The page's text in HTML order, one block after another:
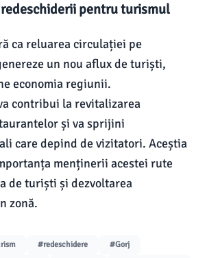
pentru turismul
ca reluarea circulației pe
un nou aflux de turiști,
economia regiunii.
contribui la revitalizarea
și va sprijini
care depind de vizitatori. Aceștia
menținerii acestei rute
de turiști și dezvoltarea
zonă.
#redeschidere
#Gorj